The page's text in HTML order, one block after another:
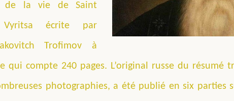
de la vie de Saint
écrite par
Trofimov à
qui compte 240 pages. L’original russe du résumé
photographies, a été publié en six parties